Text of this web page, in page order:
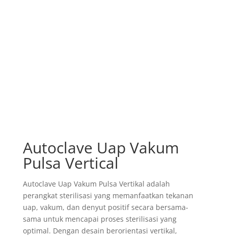
Autoclave Uap Vakum
Pulsa Vertical
Autoclave Uap Vakum Pulsa Vertikal adalah
perangkat sterilisasi yang memanfaatkan tekanan
uap, vakum, dan denyut positif secara bersama-
sama untuk mencapai proses sterilisasi yang
optimal. Dengan desain berorientasi vertikal,